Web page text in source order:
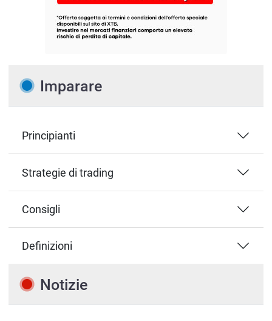
Imparare
Principianti
Strategie di trading
Consigli
Definizioni
Notizie